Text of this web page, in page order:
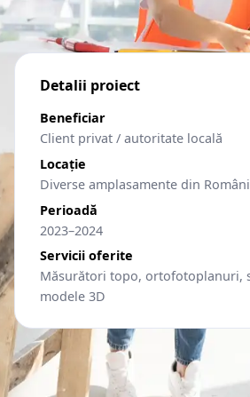
Detalii proiect
Beneficiar
Client privat / autoritate locală
Locație
Diverse amplasamente din
Perioadă
2023–2024
Servicii oferite
Măsurători topo, ortofotoplanuri,
modele 3D